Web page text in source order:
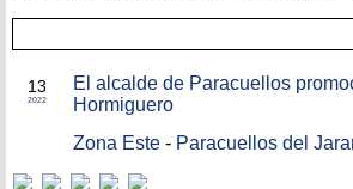
13
2022
El alcalde de Paracuellos
Hormiguero
Zona Este - Paracuellos del